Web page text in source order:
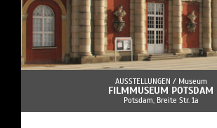
AUSSTELLUNGEN / Museum
FILMMUSEUM POTSDAM
Potsdam, Breite Str. 1a